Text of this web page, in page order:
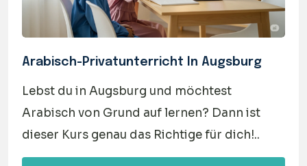
Arabisch-Privatunterricht In Augsburg
Lebst du in Augsburg und möchtest
Arabisch von Grund auf lernen? Dann ist
dieser Kurs genau das Richtige für dich!..